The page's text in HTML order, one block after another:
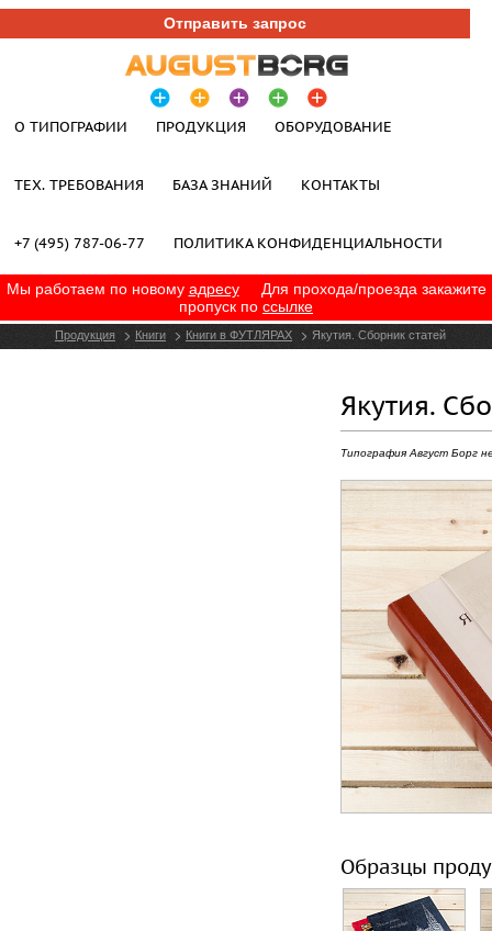
Отправить запрос
О ТИПОГРАФИИ ПРОДУКЦИЯ ОБОРУДОВАНИЕ
ТЕХ. ТРЕБОВАНИЯ БАЗА ЗНАНИЙ КОНТАКТЫ
+7 (495) 787-06-77 ПОЛИТИКА КОНФИДЕНЦИАЛЬНОСТИ
Мы работаем по новому адресу
Для прохода/проезда закажите
пропуск по ссылке
Продукция Книги Книги в ФУТЛЯРАХ Якутия. Сборник статей
Якутия.
Типография Август Борг
Образцы